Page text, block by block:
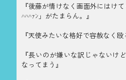
『後藤が情けなく画面外にはけ
ﾊﾊﾊｧﾝ」がたまらん。』
『天使みたいな格好で容赦なく殴
『長いのが嫌いな訳じゃないけ
なってまう』